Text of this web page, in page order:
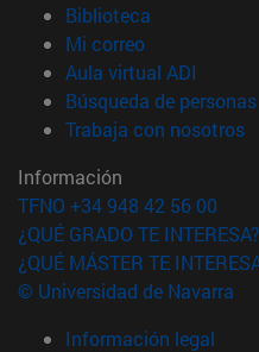
Biblioteca
Mi correo(abre en
Aula virtual ADI
Búsqueda de personas
Trabaja con nosotros
Información
TFNO +34 948 42 56 00
¿QUÉ GRADO TE INTERESA?
¿QUÉ MÁSTER TE
© Universidad de Navarra
Información legal